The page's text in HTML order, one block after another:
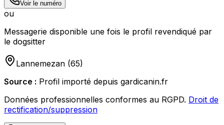
Voir le numéro
ou
Messagerie disponible une fois le profil revendiqué par
le dogsitter
Lannemezan (65)
Source : Profil importé depuis gardicanin.fr
Données professionnelles conformes au RGPD. Droit de
rectification/suppression